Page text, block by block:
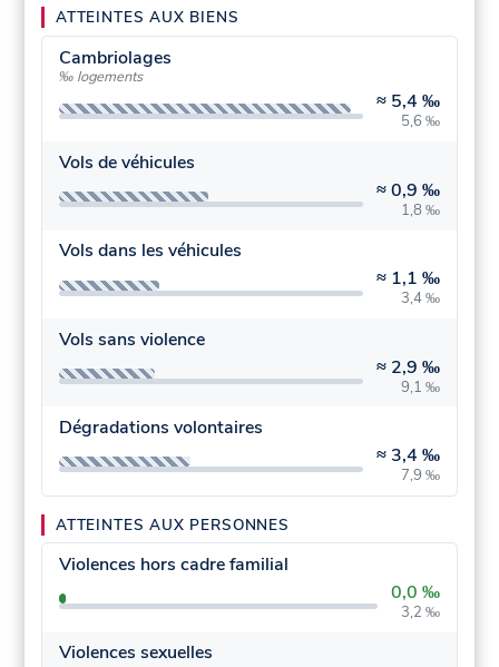
ATTEINTES AUX BIENS
Cambriolages
‰ logements
≈ 5,4 ‰
5,6 ‰
Vols de véhicules
≈0,9 ‰
1,8 ‰
Vols dans les véhicules
≈ 1,1 ‰
3,4 ‰
Vols sans violence
≈ 2,9 ‰
9,1 ‰
Dégradations volontaires
≈ 3,4 ‰
7,9 ‰
ATTEINTES AUX PERSONNES
Violences hors cadre familial
0,0 ‰
3,2 ‰
Violences sexuelles